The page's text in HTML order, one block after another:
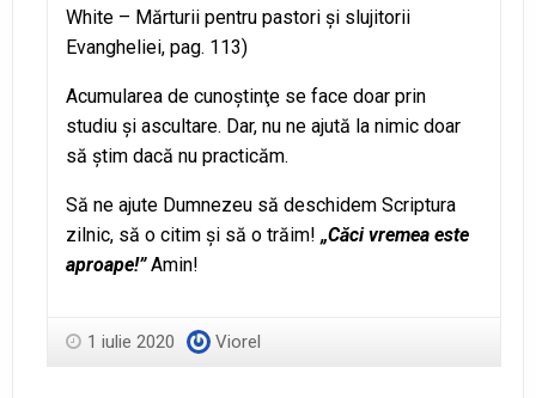
White – Mărturii pentru pastori şi slujitorii
Evangheliei, pag. 113)
Acumularea de cunoştinţe se face doar prin
studiu şi ascultare. Dar, nu ne ajută la nimic doar
să ştim dacă nu practicăm.
Să ne ajute Dumnezeu să deschidem Scriptura
zilnic, să o citim şi să o trăim! „Căci vremea este
aproape!”Amin!
1 iulie 2020 Viorel